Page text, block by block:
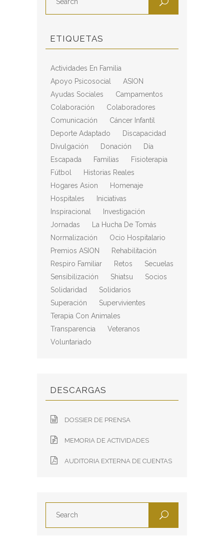
ETIQUETAS
Actividades En Familia
Apoyo Psicosocial
ASION
Ayudas Sociales
Campamentos
Colaboración
Colaboradores
Comunicación
Cáncer Infantil
Deporte Adaptado
Discapacidad
Divulgación
Donación
Día
Escapada
Familias
Fisioterapia
Fútbol
Historias Reales
Hogares Asion
Homenaje
Hospitales
Iniciativas
Inspiracional
Investigación
Jornadas
La Hucha De Tomás
Normalización
Ocio Hospitalario
Premios ASION
Rehabilitación
Respiro Familiar
Retos
Secuelas
Sensibilización
Shiatsu
Socios
Solidaridad
Solidarios
Superación
Supervivientes
Terapia Con Animales
Transparencia
Veteranos
Voluntariado
DESCARGAS
DOSSIER DE PRENSA
MEMORIA DE ACTIVIDADES
AUDITORIA EXTERNA DE CUENTAS